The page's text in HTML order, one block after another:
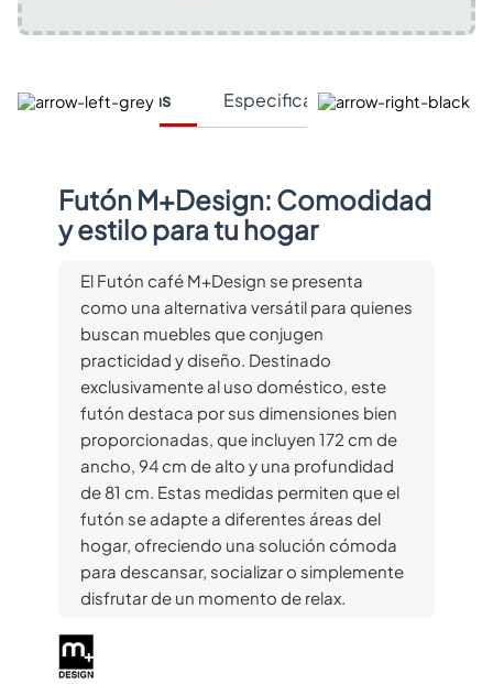
Características Especificaciones Técnicas
Futón M+Design: Comodidad
y estilo para tu hogar
El Futón café M+Design se presenta
como una alternativa versátil para quienes
buscan muebles que conjugen
practicidad y diseño. Destinado
exclusivamente al uso doméstico, este
futón destaca por sus dimensiones bien
proporcionadas, que incluyen 172 cm de
ancho, 94 cm de alto y una profundidad
de 81 cm. Estas medidas permiten que el
futón se adapte a diferentes áreas del
hogar, ofreciendo una solución cómoda
para descansar, socializar o simplemente
disfrutar de un momento de relax.